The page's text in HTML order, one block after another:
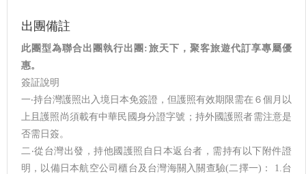
出團備註
此團型為聯合出團執行出團:旅天下，聚客旅遊代訂享專屬優
惠。
簽証說明
一‧持台灣護照出入境日本免簽證，但護照有效期限需在６個月以
上且護照尚須載有中華民國身分證字號；持外國護照者需注意是
否需日簽。
二‧從台灣出發，持他國護照自日本返台者，需持有以下附件證
明，以備日本航空公司櫃台及台灣海關入關查驗(二擇一)： 1.台